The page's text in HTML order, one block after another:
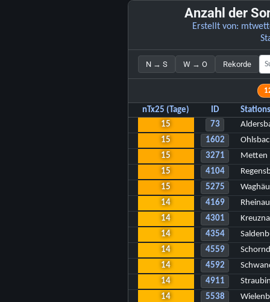
Anzahl der
Erstellt von:
N → S W → O Rekorde
nTx25 (Tage) ID
15
73
15
1602
15
3271
Metten
15
4104
15
5275
14
4169
14
4301
14
4354
14
4559
14
4592
14
4911
14
5538